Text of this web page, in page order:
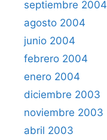
septiembre 2004
agosto 2004
junio 2004
febrero 2004
enero 2004
diciembre 2003
noviembre 2003
abril 2003